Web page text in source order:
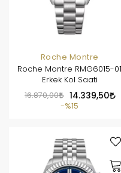
Roche Montre
Roche Montre RMG6015-01
Erkek Kol Saati
16.870,00
14.339,50
%15